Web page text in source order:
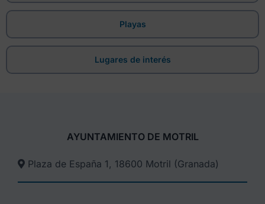
Playas
Lugares de interés
AYUNTAMIENTO DE MOTRIL
Plaza de España 1, 18600 Motril (Granada)​